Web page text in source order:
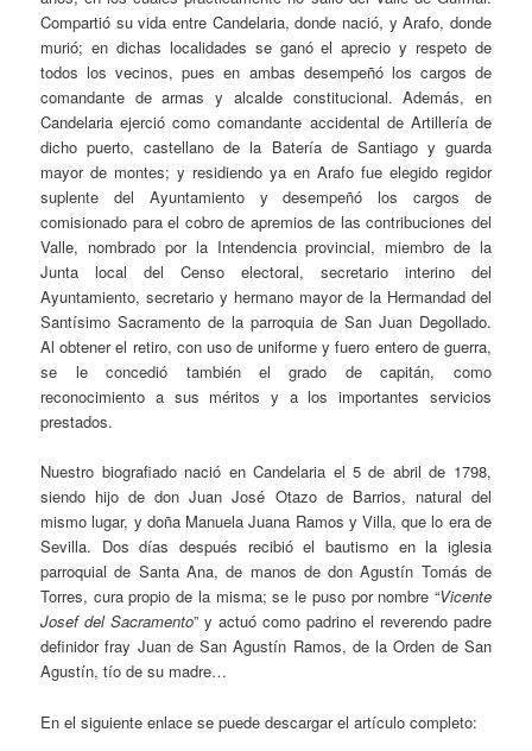
Compartió su vida entre Candelaria, donde nació, y Arafo, donde
murió; en dichas localidades se ganó el aprecio y respeto de
todos los vecinos, pues en ambas desempeñó los cargos de
comandante de armas y alcalde constitucional. Además, en
Candelaria ejerció como comandante accidental de Artillería de
dicho puerto, castellano de la Batería de Santiago y guarda
mayor de montes; y residiendo ya en Arafo fue elegido regidor
suplente del Ayuntamiento y desempeñó los cargos de
comisionado para el cobro de apremios de las contribuciones del
Valle, nombrado por la Intendencia provincial, miembro de la
Junta local del Censo electoral, secretario interino del
Ayuntamiento, secretario y hermano mayor de la Hermandad del
Santísimo Sacramento de la parroquia de San Juan Degollado.
Al obtener el retiro, con uso de uniforme y fuero entero de guerra,
se le concedió también el grado de capitán, como
reconocimiento a sus méritos y a los importantes servicios
prestados.
Nuestro biografiado nació en Candelaria el 5 de abril de 1798,
siendo hijo de don Juan José Otazo de Barrios, natural del
mismo lugar, y doña Manuela Juana Ramos y Villa, que lo era de
Sevilla. Dos días después recibió el bautismo en la iglesia
parroquial de Santa Ana, de manos de don Agustín Tomás de
Torres, cura propio de la misma; se le puso por nombre “Vicente
Josef del Sacramento” y actuó como padrino el reverendo padre
definidor fray Juan de San Agustín Ramos, de la Orden de San
Agustín, tío de su madre…
En el siguiente enlace se puede descargar el artículo completo: